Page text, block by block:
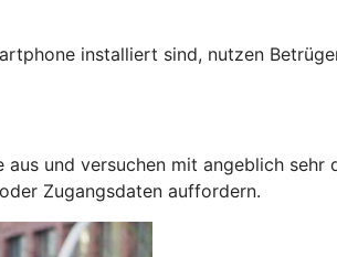
installiert sind, nutzen
und versuchen mit angeblich sehr
Zugangsdaten auffordern.